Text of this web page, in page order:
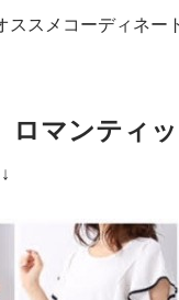
ススメコーディネー
マンティ